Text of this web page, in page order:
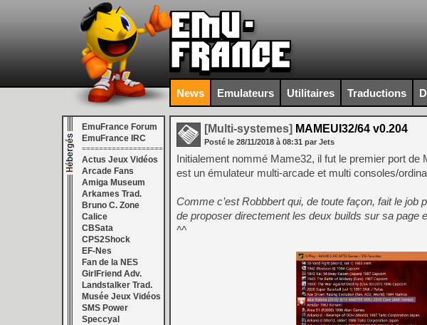
News Emulateurs Utilitaires Traductions
EmuFrance Forum
EmuFrance IRC
===================
Actus Jeux Vidéos
Arcade Fans
Amiga Museum
Arkames Trad.
Bruno C. Zone
Calice
CBSata
CPS2Shock
EF-Nes
Fan de la NES
GirlFriend Adv.
Landstalker Trad.
Musée Jeux Vidéos
SMS Power
Speccyal
[Multi-systemes] MAMEUI32/64 v0.204
Posté le 28/11/2018 à 08:31 par Jets
Initialement nommé Mame32, il fut le premier port
est un émulateur multi-arcade et multi consoles/
Comme c’est Robbbert qui, de toute façon, fait le
de proposer directement les deux builds sur sa page
^^